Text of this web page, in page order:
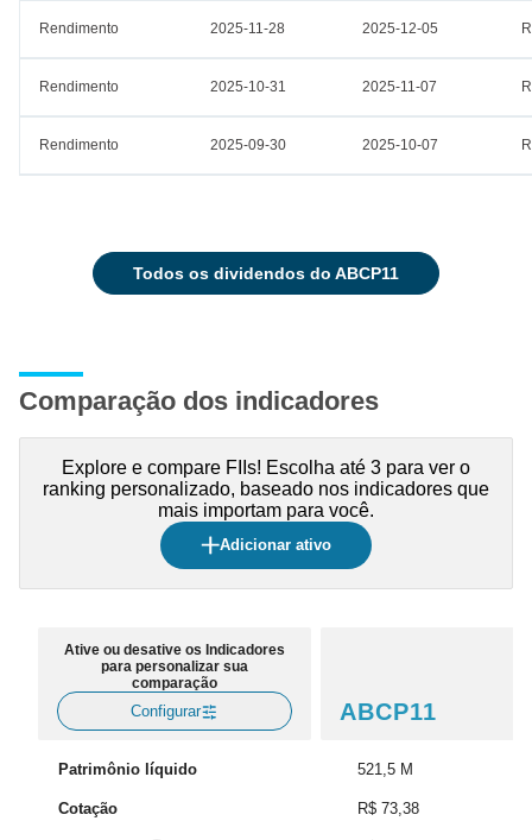
Rendimento 2025-11-28 2025-12-05
Rendimento 2025-10-31 2025-11-07
Rendimento 2025-09-30 2025-10-07
todos os dividendos do ABCP11
Comparação dos indicadores
Explore e compare FIIs! Escolha até 3 para ver o
ranking personalizado, baseado nos indicadores que
mais importam para você.
Adicionar ativo
Ative ou desative os Indicadores
para personalizar sua
comparação
Configurar
Patrimônio líquido
Cotação
ABCP11
521,5 M
R$ 73,38